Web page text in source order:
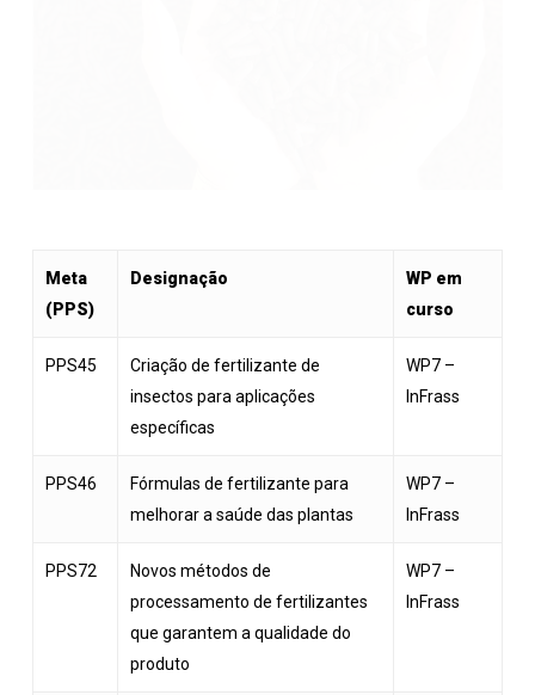
Meta
(PPS)
Designação
WP em
curso
PPS45
Criação de fertilizante de
insectos para aplicações
específicas
WP7 –
InFrass
PPS46
Fórmulas de fertilizante para
melhorar a saúde das plantas
WP7 –
InFrass
PPS72
Novos métodos de
processamento de fertilizantes
que garantem a qualidade do
produto
WP7 –
InFrass